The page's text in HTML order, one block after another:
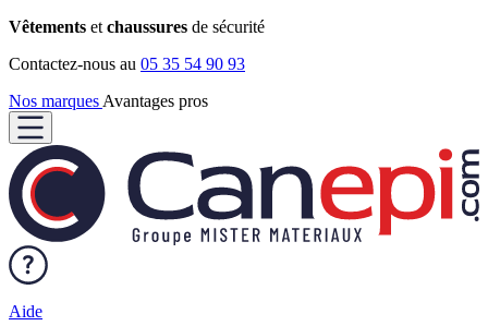
Vêtements et chaussures de sécurité
Contactez-nous au 05 35 54 90 93
Nos marques Avantages pros
Aide